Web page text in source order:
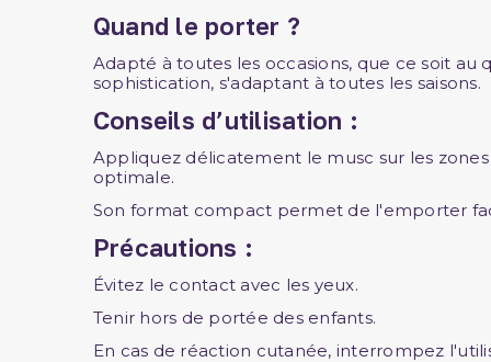
Quand le porter ?
Adapté à toutes les occasions, que ce soit au
sophistication, s'adaptant à toutes les saisons.
Conseils d’utilisation :
Appliquez délicatement le musc sur les
optimale.
Son format compact permet de l'emporter
Précautions :
Évitez le contact avec les yeux.
Tenir hors de portée des enfants.
En cas de réaction cutanée, interrompez